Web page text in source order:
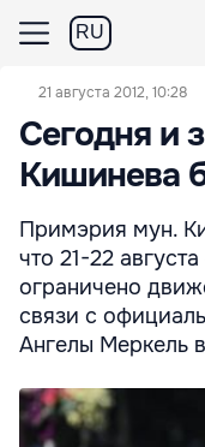
RU
21 августа 2012, 10:28
Сегодня и
Кишинева
Примэрия мун.
что 21-22
ограничено
связи с
Ангелы Меркель